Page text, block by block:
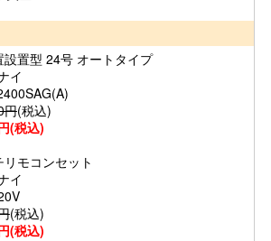
設置型 24号 オートタイプ
イ
円(税込)
(税込)
リモコンセット
イ
(税込)
(税込)